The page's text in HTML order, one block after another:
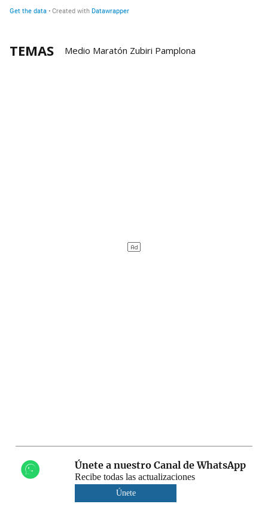
TEMAS Medio Maratón Zubiri Pamplona
Únete a nuestro Canal de WhatsApp
Recibe todas las actualizaciones
Únete